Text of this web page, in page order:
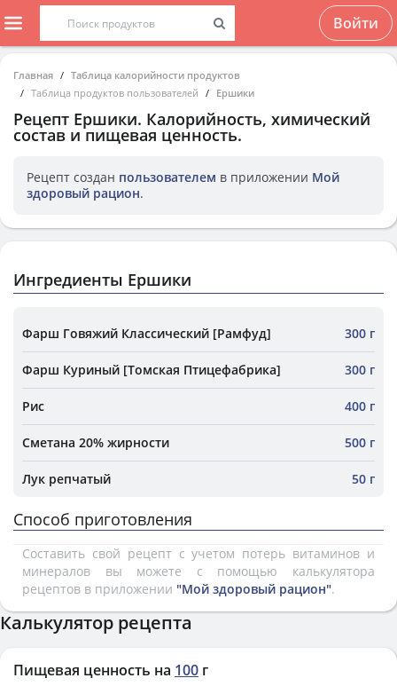
Войти
Главная
Таблица калорийности продуктов
Таблица продуктов пользователей
Ершики
Рецепт Ершики. Калорийность, химический
состав и пищевая ценность.
Рецепт создан пользователем в приложении Мой
здоровый рацион.
Ингредиенты Ершики
Фарш Говяжий Классический [Рамфуд] 300 г
Фарш Куриный [Томская Птицефабрика] 300 г
Рис 400 г
Сметана 20% жирности 500 г
Лук репчатый 50 г
Способ приготовления
Составить свой рецепт с учетом потерь витаминов и
минералов вы можете с помощью калькулятора
рецептов в приложении "Мой здоровый рацион".
Калькулятор рецепта
Пищевая ценность на 100 г